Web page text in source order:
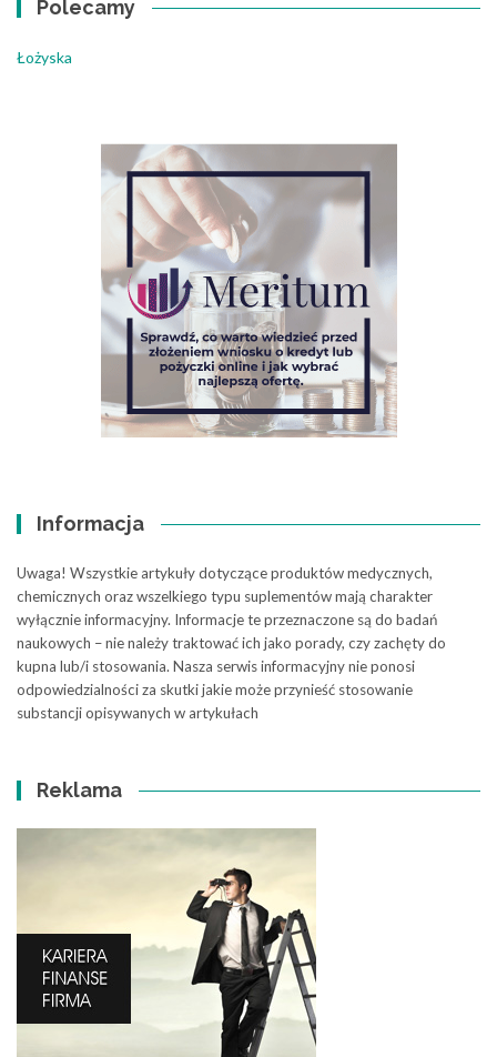
Polecamy
Łożyska
Informacja
Uwaga! Wszystkie artykuły dotyczące produktów medycznych,
chemicznych oraz wszelkiego typu suplementów mają charakter
wyłącznie informacyjny. Informacje te przeznaczone są do badań
naukowych – nie należy traktować ich jako porady, czy zachęty do
kupna lub/i stosowania. Nasza serwis informacyjny nie ponosi
odpowiedzialności za skutki jakie może przynieść stosowanie
substancji opisywanych w artykułach
Reklama